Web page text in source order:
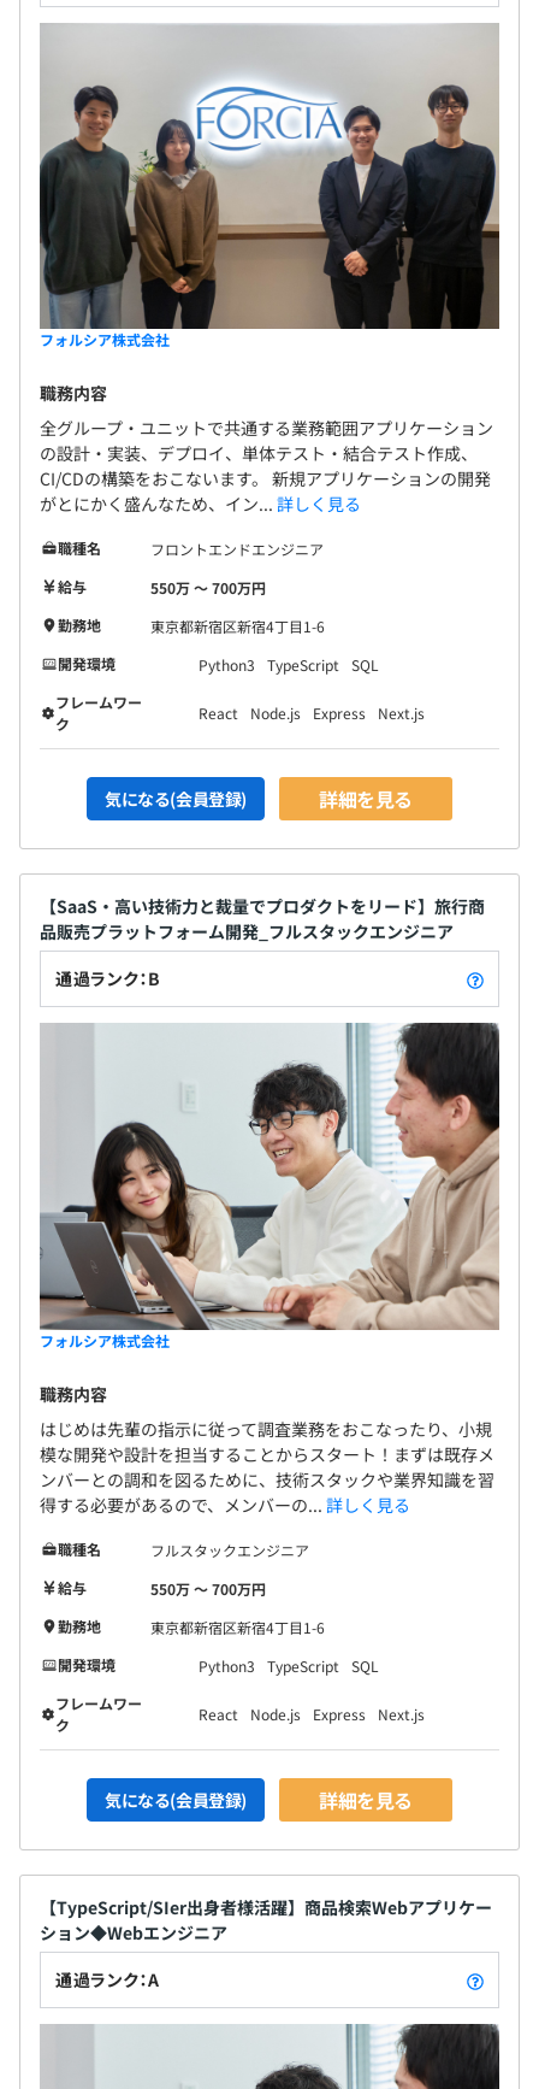
フォルシア株式会社
職務内容
全グループ・ユニットで共通する業務範囲アプリケーション
の設計・実装、デプロイ、単体テスト・結合テスト作成、
CI/CDの構築をおこないます。 新規アプリケーションの開発
がとにかく盛んなため、イン... 詳しく見る
職種名
フロントエンドエンジニア
給与
550万 〜 700万円
勤務地
東京都新宿区新宿4丁目1-6
開発環境
Python3 TypeScript
SQL
フレームワー
ク
React Node.js Express Next.js
気になる(会員登録) 詳細を見る
【SaaS・高い技術力と裁量でプロダクトをリード】旅行商
品販売プラットフォーム開発_フルスタックエンジニア
通過ランク：B
フォルシア株式会社
職務内容
はじめは先輩の指示に従って調査業務をおこなったり、小規
模な開発や設計を担当することからスタート！まずは既存メ
ンバーとの調和を図るために、技術スタックや業界知識を習
得する必要があるので、メンバーの... 詳しく見る
職種名
フルスタックエンジニア
給与
550万 〜 700万円
勤務地
東京都新宿区新宿4丁目1-6
開発環境
Python3 TypeScript
SQL
フレームワー
ク
React Node.js Express Next.js
気になる(会員登録) 詳細を見る
【TypeScript/SIer出身者様活躍】商品検索Webアプリケー
ション◆Webエンジニア
通過ランク：A